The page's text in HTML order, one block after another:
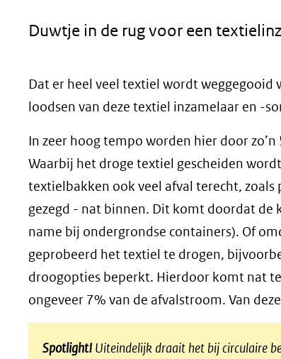
Duwtje in de rug voor een
Dat er heel veel textiel wordt
loodsen van deze textiel inzamelaar en -
In zeer hoog tempo worden hier door
Waarbij het droge textiel gescheiden
textielbakken ook veel afval terecht,
gezegd - nat binnen. Dit komt doordat de
name bij ondergrondse containers). Of
geprobeerd het textiel te drogen,
droogopties beperkt. Hierdoor komt nat
ongeveer 7% van de afvalstroom. Van
Spotlight!Uiteindelijk draait het bij circulaire